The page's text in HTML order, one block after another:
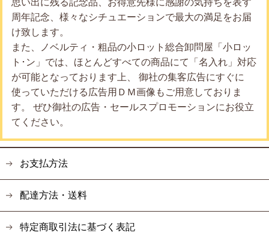
思い出に残る記念品、お得意先様に感謝の気持ちを表す
周年記念、様々なシチュエーションで最大の満足をお届
け致します。
また、ノベルティ・粗品の小ロット総合卸問屋「小ロッ
ト･ン」では、ほとんどすべての商品にて「名入れ」対応
が可能となっております上、 御社の集客広告にすぐに
使っていただける広告用ＤＭ画像もご用意しておりま
す。 ぜひ御社の広告・セールスプロモーションにお役立
てください。
お支払方法
配達方法・送料
特定商取引法に基づく表記